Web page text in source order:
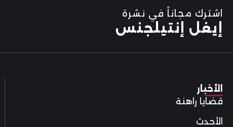
اشترك مجاناً في نشرة
إيغل إنتيلجنس
الأخبار
قضايا راهنة
الأحدث